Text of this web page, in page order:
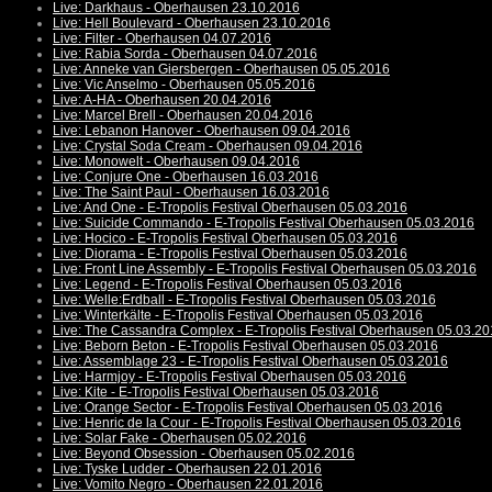
Live: Darkhaus - Oberhausen 23.10.2016
Live: Hell Boulevard - Oberhausen 23.10.2016
Live: Filter - Oberhausen 04.07.2016
Live: Rabia Sorda - Oberhausen 04.07.2016
Live: Anneke van Giersbergen - Oberhausen 05.05.2016
Live: Vic Anselmo - Oberhausen 05.05.2016
Live: A-HA - Oberhausen 20.04.2016
Live: Marcel Brell - Oberhausen 20.04.2016
Live: Lebanon Hanover - Oberhausen 09.04.2016
Live: Crystal Soda Cream - Oberhausen 09.04.2016
Live: Monowelt - Oberhausen 09.04.2016
Live: Conjure One - Oberhausen 16.03.2016
Live: The Saint Paul - Oberhausen 16.03.2016
Live: And One - E-Tropolis Festival Oberhausen 05.03.2016
Live: Suicide Commando - E-Tropolis Festival Oberhausen 05.03.2016
Live: Hocico - E-Tropolis Festival Oberhausen 05.03.2016
Live: Diorama - E-Tropolis Festival Oberhausen 05.03.2016
Live: Front Line Assembly - E-Tropolis Festival Oberhausen 05.03.2016
Live: Legend - E-Tropolis Festival Oberhausen 05.03.2016
Live: Welle:Erdball - E-Tropolis Festival Oberhausen 05.03.2016
Live: Winterkälte - E-Tropolis Festival Oberhausen 05.03.2016
Live: The Cassandra Complex - E-Tropolis Festival Oberhausen
Live: Beborn Beton - E-Tropolis Festival Oberhausen 05.03.2016
Live: Assemblage 23 - E-Tropolis Festival Oberhausen 05.03.2016
Live: Harmjoy - E-Tropolis Festival Oberhausen 05.03.2016
Live: Kite - E-Tropolis Festival Oberhausen 05.03.2016
Live: Orange Sector - E-Tropolis Festival Oberhausen 05.03.2016
Live: Henric de la Cour - E-Tropolis Festival Oberhausen 05.03.2016
Live: Solar Fake - Oberhausen 05.02.2016
Live: Beyond Obsession - Oberhausen 05.02.2016
Live: Tyske Ludder - Oberhausen 22.01.2016
Live: Vomito Negro - Oberhausen 22.01.2016